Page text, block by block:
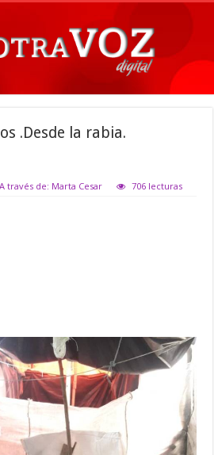
.Desde la rabia.
A través de: Marta Cesar 706 lecturas